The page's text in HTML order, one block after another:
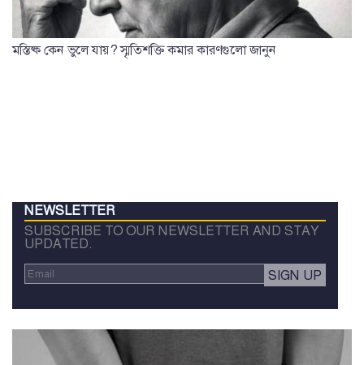
মস্তিষ্ক কেন ভুলে যায়? স্মৃতিশক্তি কমার কারণগুলো জানুন
NEWSLETTER
SUBSCRIBE TO OUR NEWSLETTER AND STAY
UPDATED.